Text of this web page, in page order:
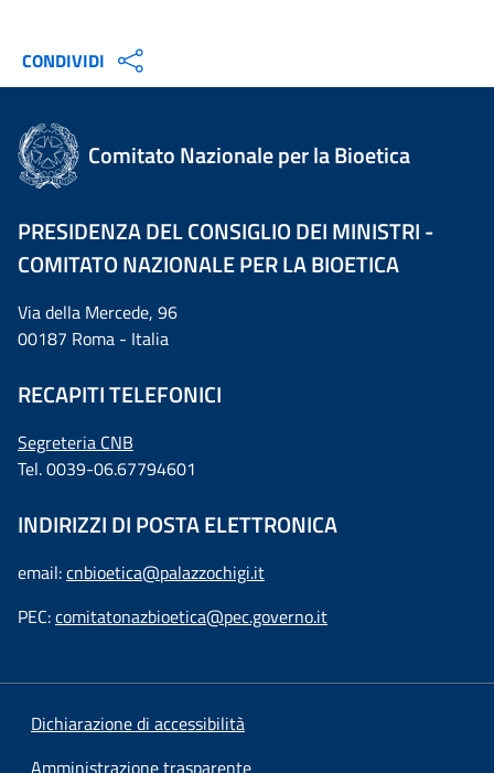
CONDIVIDI
Comitato Nazionale per la Bioetica
PRESIDENZA DEL CONSIGLIO DEI MINISTRI -
COMITATO NAZIONALE PER LA BIOETICA
Via della Mercede, 96
00187 Roma - Italia
RECAPITI TELEFONICI
Segreteria CNB
Tel. 0039-06.67794601
INDIRIZZI DI POSTA ELETTRONICA
email:cnbioetica@palazzochigi.it
PEC:comitatonazbioetica@pec.governo.it
Dichiarazione di accessibilità
Amministrazione trasparente